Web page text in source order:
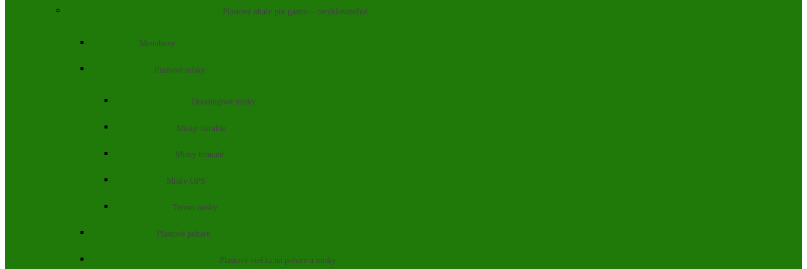
Plastové obaly pre gastro – recyklovateľné
Menuboxy
Plastové misky
Dressingové misky
Misky okrúhle
Misky hranaté
Misky OPS
Termo misky
Plastové poháre
Plastové viečka na poháre a misky